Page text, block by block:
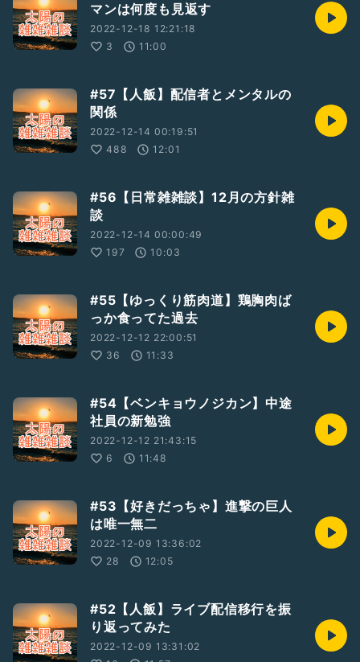
マンは何度も見返す
2022-12-18 12:21:18
3
11:00
#57【人飯】配信者とメンタルの
関係
2022-12-14 00:19:51
488
12:01
#56【日常雑雑談】12月の方針雑
談
2022-12-14 00:00:49
197
10:03
#55【ゆっくり筋肉道】鶏胸肉ば
っか食ってた過去
2022-12-12 22:00:51
36
11:33
#54【ベンキョウノジカン】中途
社員の新勉強
2022-12-12 21:43:15
6
11:48
#53【好きだっちゃ】進撃の巨人
は唯一無二
2022-12-09 13:36:02
28
12:05
#52【人飯】ライブ配信移行を振
り返ってみた
2022-12-09 13:31:02